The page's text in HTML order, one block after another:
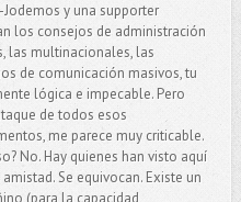
y una supporter
los consejos de administración
las multinacionales, las
de comunicación masivos, tu
lógica e impecable. Pero
de todos esos
me parece muy criticable.
No. Hay quienes han visto aquí
Se equivocan. Existe un